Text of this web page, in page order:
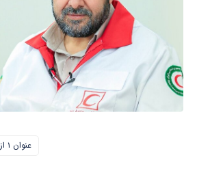
عنوان ۱ از ۱۲۳